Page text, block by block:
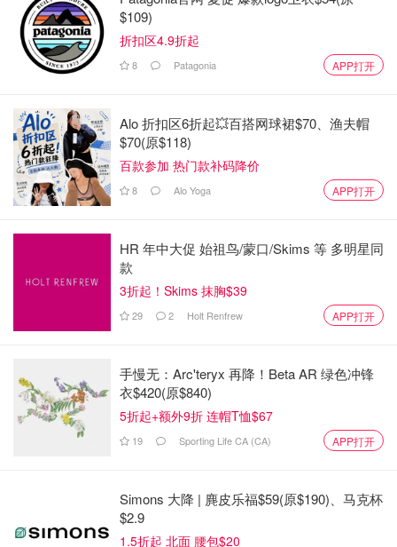
马略卡岛最佳旅行季节
计划去马略卡岛的小伙伴们第一个问题大多都是什么时候去
夏季：气温炎热，平均气温高达 20 多度，低地降雨量几乎
可以忽略不计，是海滩度假和传统家庭出游的最佳季节，也
是最受欢迎的季节。如果想要下水游泳的小伙伴们，建议一
定要夏季前往，因为其他季节水温较低，下水会比较冷。
图片来自于@Andreas Johansson，版权属于原作者
春季和秋季：如果你计划以陆上活动为主的假期，也不妨考
$109)
折扣区4.9折起
8 Patagonia APP打开
Alo 折扣区6折起💥百搭网球裙$70、渔夫帽
$70(原$118)
百款参加 热门款补码降价
8 Alo Yoga APP打开
HR 年中大促 始祖鸟/蒙口/Skims 等 多明星同
款
3折起！Skims 抹胸$39
29 2 Holt Renfrew APP打开
手慢无：Arc'teryx 再降！Beta AR 绿色冲锋
衣$420(原$840)
5折起+额外9折 连帽T恤$67
19 Sporting Life CA (CA) APP打开
Simons 大降 | 麂皮乐福$59(原$190)、马克杯
$2.9
1.5折起 北面 腰包$20